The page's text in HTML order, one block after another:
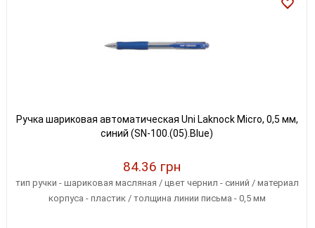
Ручка шариковая автоматическая Uni Laknock Micro, 0,5 мм,
синий (SN-100.(05).Blue)
84.36 грн
тип ручки - шариковая масляная / цвет чернил - синий / материал
корпуса - пластик / толщина линии письма - 0,5 мм